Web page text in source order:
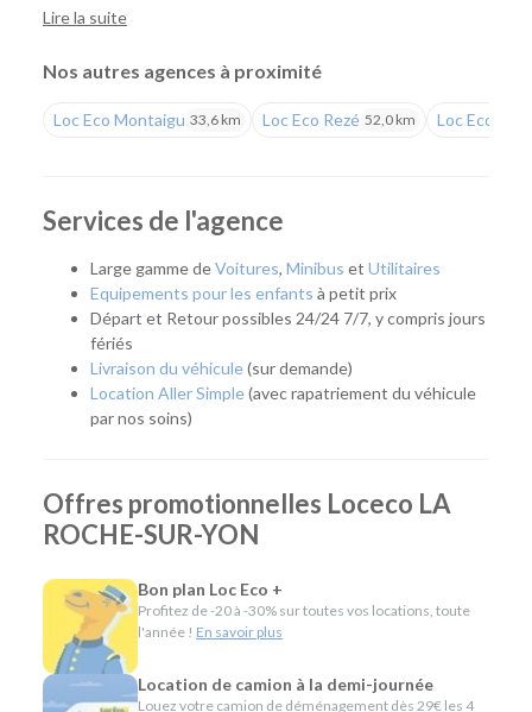
professionnels avec une large gamme de véhicules de
de proximité reconnu.
Une agence pour tous vos projets
vous ayez besoin de remplacer temporairement votre
véhicule, notre agence vous accompagne avec une solution
adaptée. Facilement accessible, elle dessert La Roche-sur-
Yon, mais aussi l'ensemble de la Vendée grâce à une offre de
véhicules répondant aux besoins des particuliers, des
artisans et des entreprises.
Quel véhicule choisir ?
Citadines et compactes pour les déplacements du
quotidien.
les longs trajets.
Minibus pour voyager en groupe.
Utilitaires de différentes capacités pour les
déménagements, les travaux ou le transport de
matériel.
Véhicules spécifiques, comme les camions
Lire la suite
Nos autres agences à proximité
Loc Eco Montaigu 33,6 km Loc Eco Rezé 52,0 km Loc Eco
Services de l'agence
Large gamme deVoitures, Minibus et Utilitaires
Equipements pour les enfants à petit prix
Départ et Retour possibles 24/24 7/7, y compris jours
fériés
Livraison du véhicule(sur demande)
Location Aller Simple(avec rapatriement du véhicule
par nos soins)
Offres promotionnelles Loceco LA
ROCHE-SUR-YON
Bon plan Loc Eco +
Profitez de -20 à -30% sur toutes vos locations, toute
l'année ! En savoir plus
Location de camion à la demi-journée
Louez votre camion de déménagement dès 29€ les 4